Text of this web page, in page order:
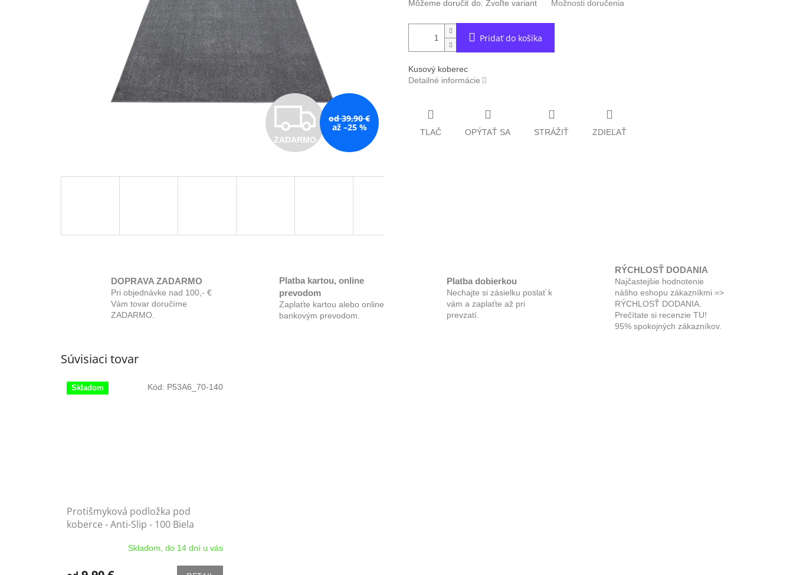
Z
A
A
R
M
ZADARMO
od 39,90 €
až –25 %
Môžeme doručiť do: Zvoľte variant Možnosti doručenia
Pridať do košíka
Kusový koberec
Detailné informácie
TLAČ OPÝTAŤ SA STRÁŽIŤ ZDIEĽAŤ
DOPRAVA ZADARMO
Pri objednávke nad 100,- €
Vám tovar doručíme
ZADARMO.
Platba kartou, online
prevodom
Zaplaťte kartou alebo online
bankovým prevodom.
Platba dobierkou
Nechajte si zásielku poslať k
vám a zaplaťte až pri
prevzatí.
RÝCHLOSŤ DODANIA
Najčastejšie hodnotenie
nášho eshopu zákazníkmi =>
RÝCHLOSŤ DODANIA.
Prečítate si recenzie TU!
95% spokojných zákazníkov.
Súvisiaci tovar
Skladom
Protišmyková podložka pod
koberce - Anti-Slip - 100 Biela
kusový koberecSkladom, do 14 dní u vás
Kód: P53A6_70-140